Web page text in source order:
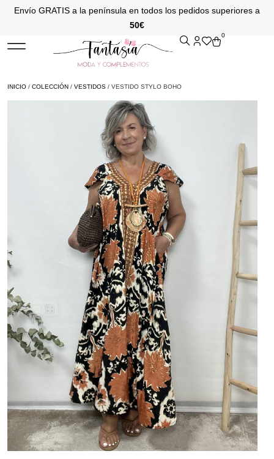
Envío GRATIS a la península en todos los pedidos superiores a
50€
0
INICIO / COLECCIÓN / VESTIDOS / VESTIDO STYLO BOHO